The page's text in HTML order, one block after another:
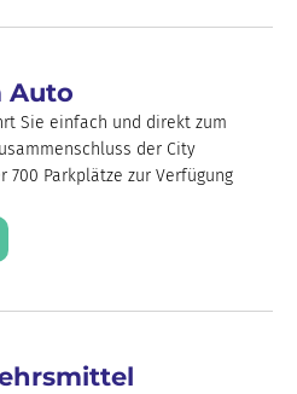
Auto
Sie einfach und direkt zum
der City
Parkplätze zur Verfügung